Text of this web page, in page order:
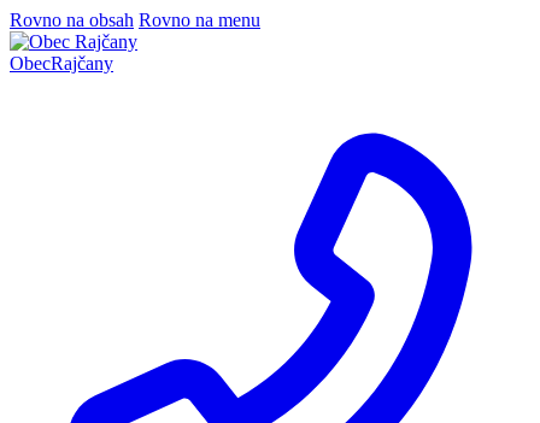
Rovno na obsah Rovno na menu
ObecRajčany